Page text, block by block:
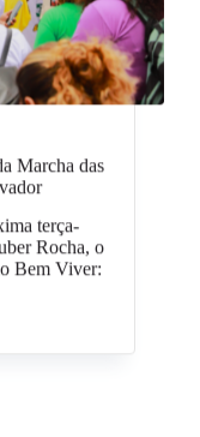
Marcha das
terça-
Rocha, o
Bem Viver: